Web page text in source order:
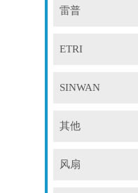
雷普
ETRI
SINWAN
其他
风扇